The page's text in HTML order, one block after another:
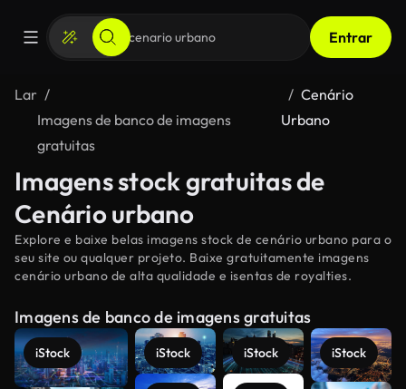
Entrar
Lar
Imagens de banco de imagens
gratuitas
Cenário
Urbano
Imagens stock gratuitas de
Cenário urbano
Explore e baixe belas imagens stock de cenário urbano para o
seu site ou qualquer projeto. Baixe gratuitamente imagens
cenário urbano de alta qualidade e isentas de royalties.
Imagens de banco de imagens gratuitas
iStock iStock iStock iStock